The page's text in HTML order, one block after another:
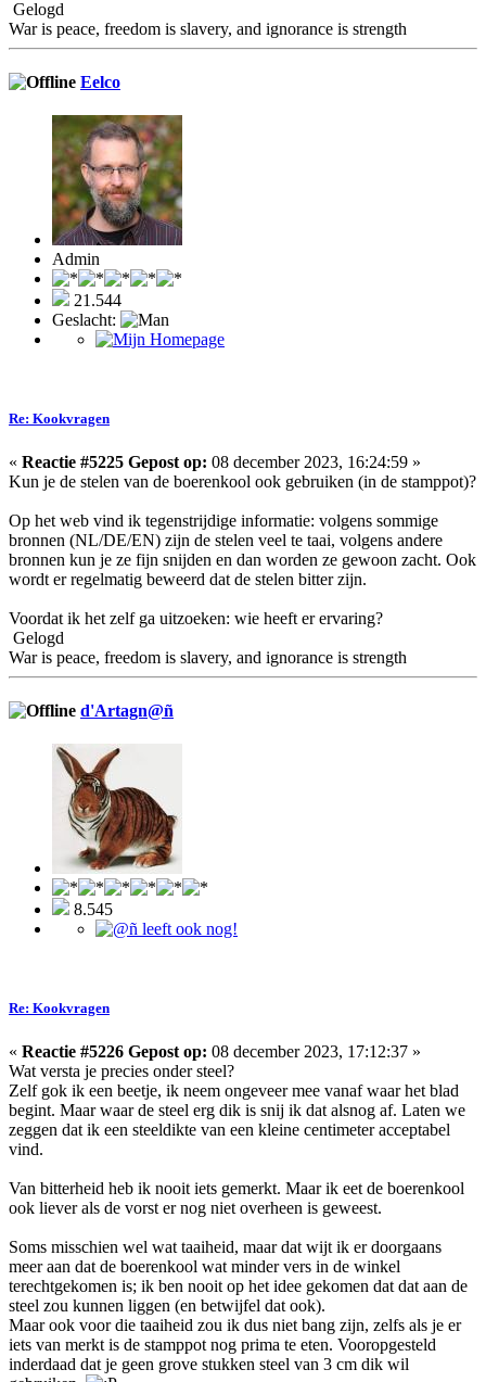
Gelogd
War is peace, freedom is slavery, and ignorance is strength
Eelco
Admin
21.544
Geslacht:
Re: Kookvragen
« Reactie #5225 Gepost op: 08 december 2023, 16:24:59 »
Kun je de stelen van de boerenkool ook gebruiken (in de stamppot)?
Op het web vind ik tegenstrijdige informatie: volgens sommige
bronnen (NL/DE/EN) zijn de stelen veel te taai, volgens andere
bronnen kun je ze fijn snijden en dan worden ze gewoon zacht. Ook
wordt er regelmatig beweerd dat de stelen bitter zijn.
Voordat ik het zelf ga uitzoeken: wie heeft er ervaring?
Gelogd
War is peace, freedom is slavery, and ignorance is strength
d'Artagn@ñ
8.545
Re: Kookvragen
« Reactie #5226 Gepost op: 08 december 2023, 17:12:37 »
Wat versta je precies onder steel?
Zelf gok ik een beetje, ik neem ongeveer mee vanaf waar het blad
begint. Maar waar de steel erg dik is snij ik dat alsnog af. Laten we
zeggen dat ik een steeldikte van een kleine centimeter acceptabel
vind.
Van bitterheid heb ik nooit iets gemerkt. Maar ik eet de boerenkool
ook liever als de vorst er nog niet overheen is geweest.
Soms misschien wel wat taaiheid, maar dat wijt ik er doorgaans
meer aan dat de boerenkool wat minder vers in de winkel
terechtgekomen is; ik ben nooit op het idee gekomen dat dat aan de
steel zou kunnen liggen (en betwijfel dat ook).
Maar ook voor die taaiheid zou ik dus niet bang zijn, zelfs als je er
iets van merkt is de stamppot nog prima te eten. Vooropgesteld
inderdaad dat je geen grove stukken steel van 3 cm dik wil